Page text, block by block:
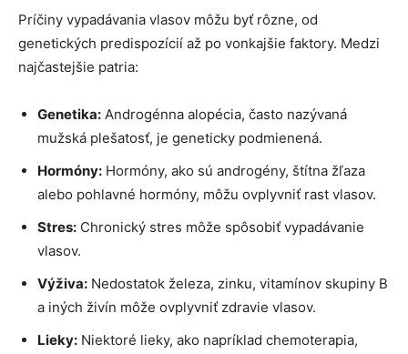
Príčiny vypadávania vlasov môžu byť rôzne, od
genetických predispozícií až po vonkajšie faktory. Medzi
najčastejšie patria:
Genetika: Androgénna alopécia, často nazývaná
mužská plešatosť, je geneticky podmienená.
Hormóny: Hormóny, ako sú androgény, štítna žľaza
alebo pohlavné hormóny, môžu ovplyvniť rast vlasov.
Stres: Chronický stres môže spôsobiť vypadávanie
vlasov.
Výživa: Nedostatok železa, zinku, vitamínov skupiny B
a iných živín môže ovplyvniť zdravie vlasov.
Lieky: Niektoré lieky, ako napríklad chemoterapia,